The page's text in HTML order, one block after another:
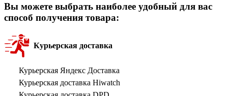
Вы можете выбрать наиболее удобный для вас
способ получения товара:
Курьерская доставка
Курьерская Яндекс Доставка
Курьерская доставка Hiwatch